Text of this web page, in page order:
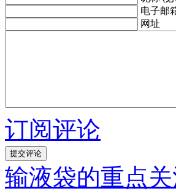
电子邮
网址
订阅评论
输液袋的重点